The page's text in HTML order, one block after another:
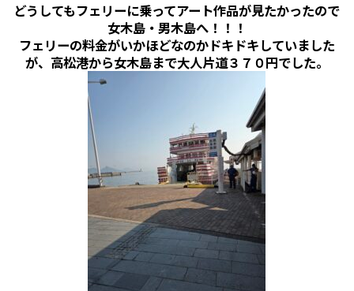
どうしてもフェリーに乗ってアート作品が見たかったので
女木島・男木島へ！！！
フェリーの料金がいかほどなのかドキドキしていました
が、高松港から女木島まで大人片道３７０円でした。